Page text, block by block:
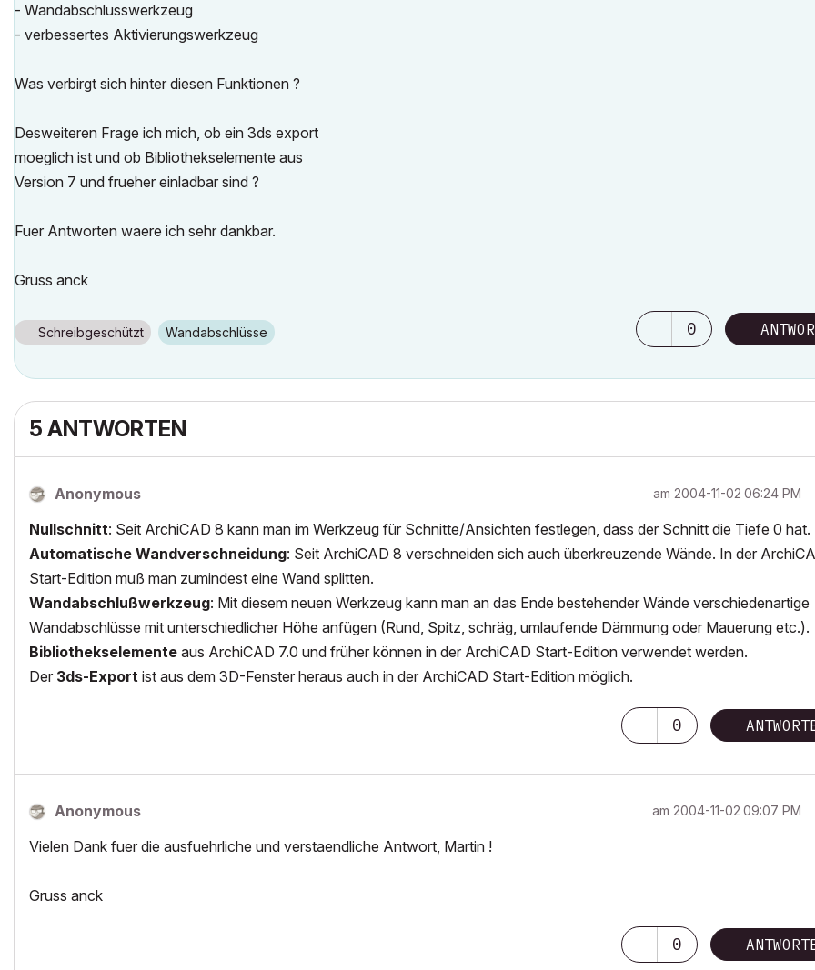
- Wandabschlusswerkzeug
- verbessertes Aktivierungswerkzeug
Was verbirgt sich hinter diesen Funktionen ?
Desweiteren Frage ich mich, ob ein 3ds export
moeglich ist und ob Bibliothekselemente aus
Version 7 und frueher einladbar sind ?
Fuer Antworten waere ich sehr dankbar.
Gruss anck
Schreibgeschützt Wandabschlüsse 0
5 ANTWORTEN
Anonymous am ‎2004-11-02 06:24 PM
Nullschnitt: Seit ArchiCAD 8 kann man im Werkzeug für Schnitte/Ansichten festlegen, dass der Schnitt die Tiefe 0 hat.
Automatische Wandverschneidung: Seit ArchiCAD 8 verschneiden sich auch überkreuzende Wände. In der
Start-Edition muß man zumindest eine Wand splitten.
Wandabschlußwerkzeug: Mit diesem neuen Werkzeug kann man an das Ende bestehender Wände verschiedenartige
Wandabschlüsse mit unterschiedlicher Höhe anfügen (Rund, Spitz, schräg, umlaufende Dämmung oder Mauerung etc.).
Bibliothekselemente aus ArchiCAD 7.0 und früher können in der ArchiCAD Start-Edition verwendet werden.
Der 3ds-Export ist aus dem 3D-Fenster heraus auch in der ArchiCAD Start-Edition möglich.
0
Anonymous am ‎2004-11-02 09:07 PM
Vielen Dank fuer die ausfuehrliche und verstaendliche Antwort, Martin !
Gruss anck
0